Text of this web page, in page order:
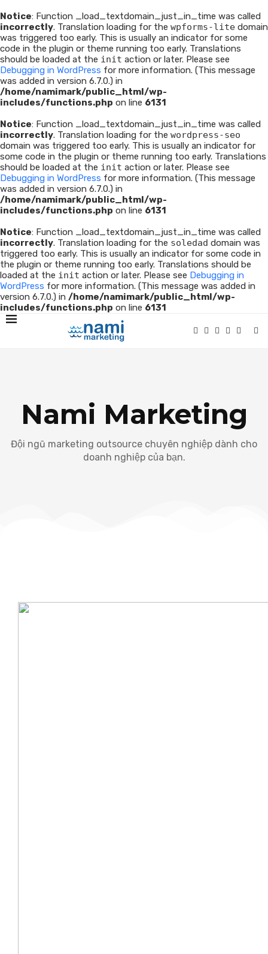
Notice: Function _load_textdomain_just_in_time was called
incorrectly. Translation loading for the wpforms-lite domain
was triggered too early. This is usually an indicator for some
code in the plugin or theme running too early. Translations
should be loaded at the init action or later. Please see
Debugging in WordPress for more information. (This message
was added in version 6.7.0.) in
/home/namimark/public_html/wp-
includes/functions.php on line 6131
Notice: Function _load_textdomain_just_in_time was called
incorrectly. Translation loading for the wordpress-seo
domain was triggered too early. This is usually an indicator for
some code in the plugin or theme running too early. Translations
should be loaded at the init action or later. Please see
Debugging in WordPress for more information. (This message
was added in version 6.7.0.) in
/home/namimark/public_html/wp-
includes/functions.php on line 6131
Notice: Function _load_textdomain_just_in_time was called
incorrectly. Translation loading for the soledad domain was
triggered too early. This is usually an indicator for some code in
the plugin or theme running too early. Translations should be
loaded at the init action or later. Please see Debugging in
WordPress for more information. (This message was added in
version 6.7.0.) in /home/namimark/public_html/wp-
includes/functions.php on line 6131
Nami Marketing
Đội ngũ marketing outsource chuyên nghiệp dành cho
doanh nghiệp của bạn.